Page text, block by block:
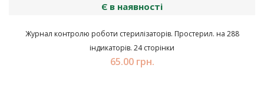
Є в наявності
Журнал контролю роботи стерилізаторів. Простерил. на 288
індикаторів. 24 сторінки
65.00 грн.